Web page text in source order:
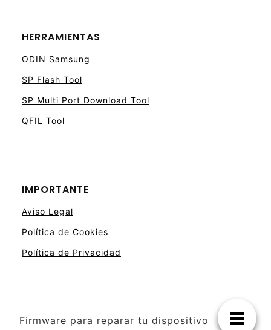
HERRAMIENTAS
ODIN Samsung
SP Flash Tool
SP Multi Port Download Tool
QFIL Tool
IMPORTANTE
Aviso Legal
Política de Cookies
Política de Privacidad
Firmware para reparar tu dispositivo